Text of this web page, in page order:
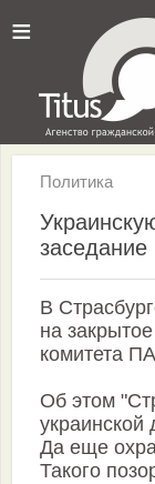
≡
Политика
В
на
комитета
Об этом
Да еще
Такого